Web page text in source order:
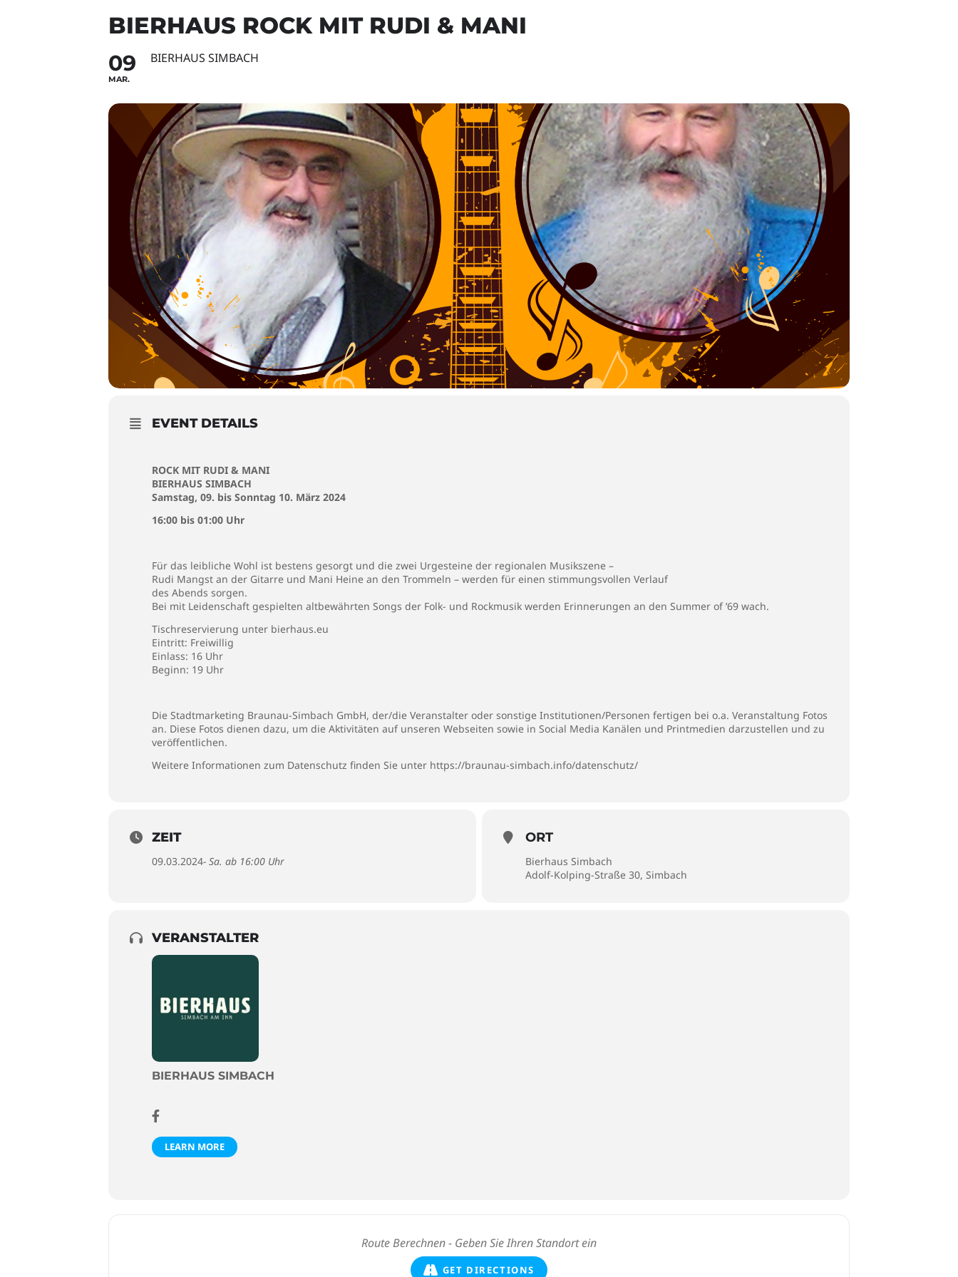
BIERHAUS ROCK MIT RUDI & MANI
09
MAR.
BIERHAUS SIMBACH
EVENT DETAILS
ROCK MIT RUDI & MANI
BIERHAUS SIMBACH
Samstag, 09. bis Sonntag 10. März 2024
16:00 bis 01:00 Uhr
Für das leibliche Wohl ist bestens gesorgt und die zwei Urgesteine der regionalen Musikszene –
Rudi Mangst an der Gitarre und Mani Heine an den Trommeln – werden für einen stimmungsvollen Verlauf
des Abends sorgen.
Bei mit Leidenschaft gespielten altbewährten Songs der Folk- und Rockmusik werden Erinnerungen an den Summer of ’69 wach.
Tischreservierung unter bierhaus.eu
Eintritt: Freiwillig
Einlass: 16 Uhr
Beginn: 19 Uhr
Die Stadtmarketing Braunau-Simbach GmbH, der/die Veranstalter oder sonstige Institutionen/Personen fertigen bei o.a. Veranstaltung Fotos
an. Diese Fotos dienen dazu, um die Aktivitäten auf unseren Webseiten sowie in Social Media Kanälen und Printmedien darzustellen und zu
veröffentlichen.
Weitere Informationen zum Datenschutz finden Sie unter https://braunau-simbach.info/datenschutz/
ZEIT
09.03.2024- Sa. ab 16:00 Uhr
ORT
Bierhaus Simbach
Adolf-Kolping-Straße 30, Simbach
VERANSTALTER
BIERHAUS SIMBACH
LEARN MORE
GET DIRECTIONS